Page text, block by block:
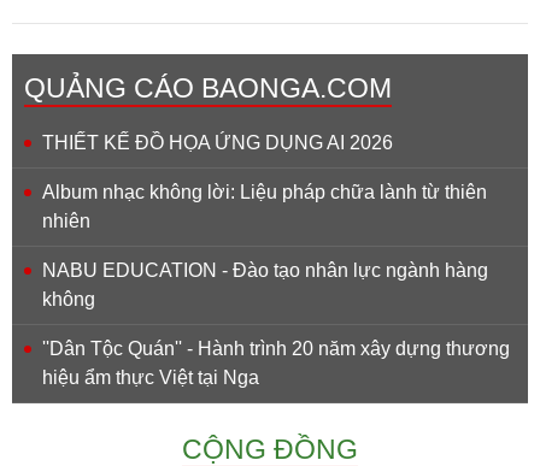
QUẢNG CÁO BAONGA.COM
THIẾT KẾ ĐỒ HỌA ỨNG DỤNG AI 2026
Album nhạc không lời: Liệu pháp chữa lành từ thiên
nhiên
NABU EDUCATION - Đào tạo nhân lực ngành hàng
không
''Dân Tộc Quán'' - Hành trình 20 năm xây dựng thương
hiệu ẩm thực Việt tại Nga
CỘNG ĐỒNG